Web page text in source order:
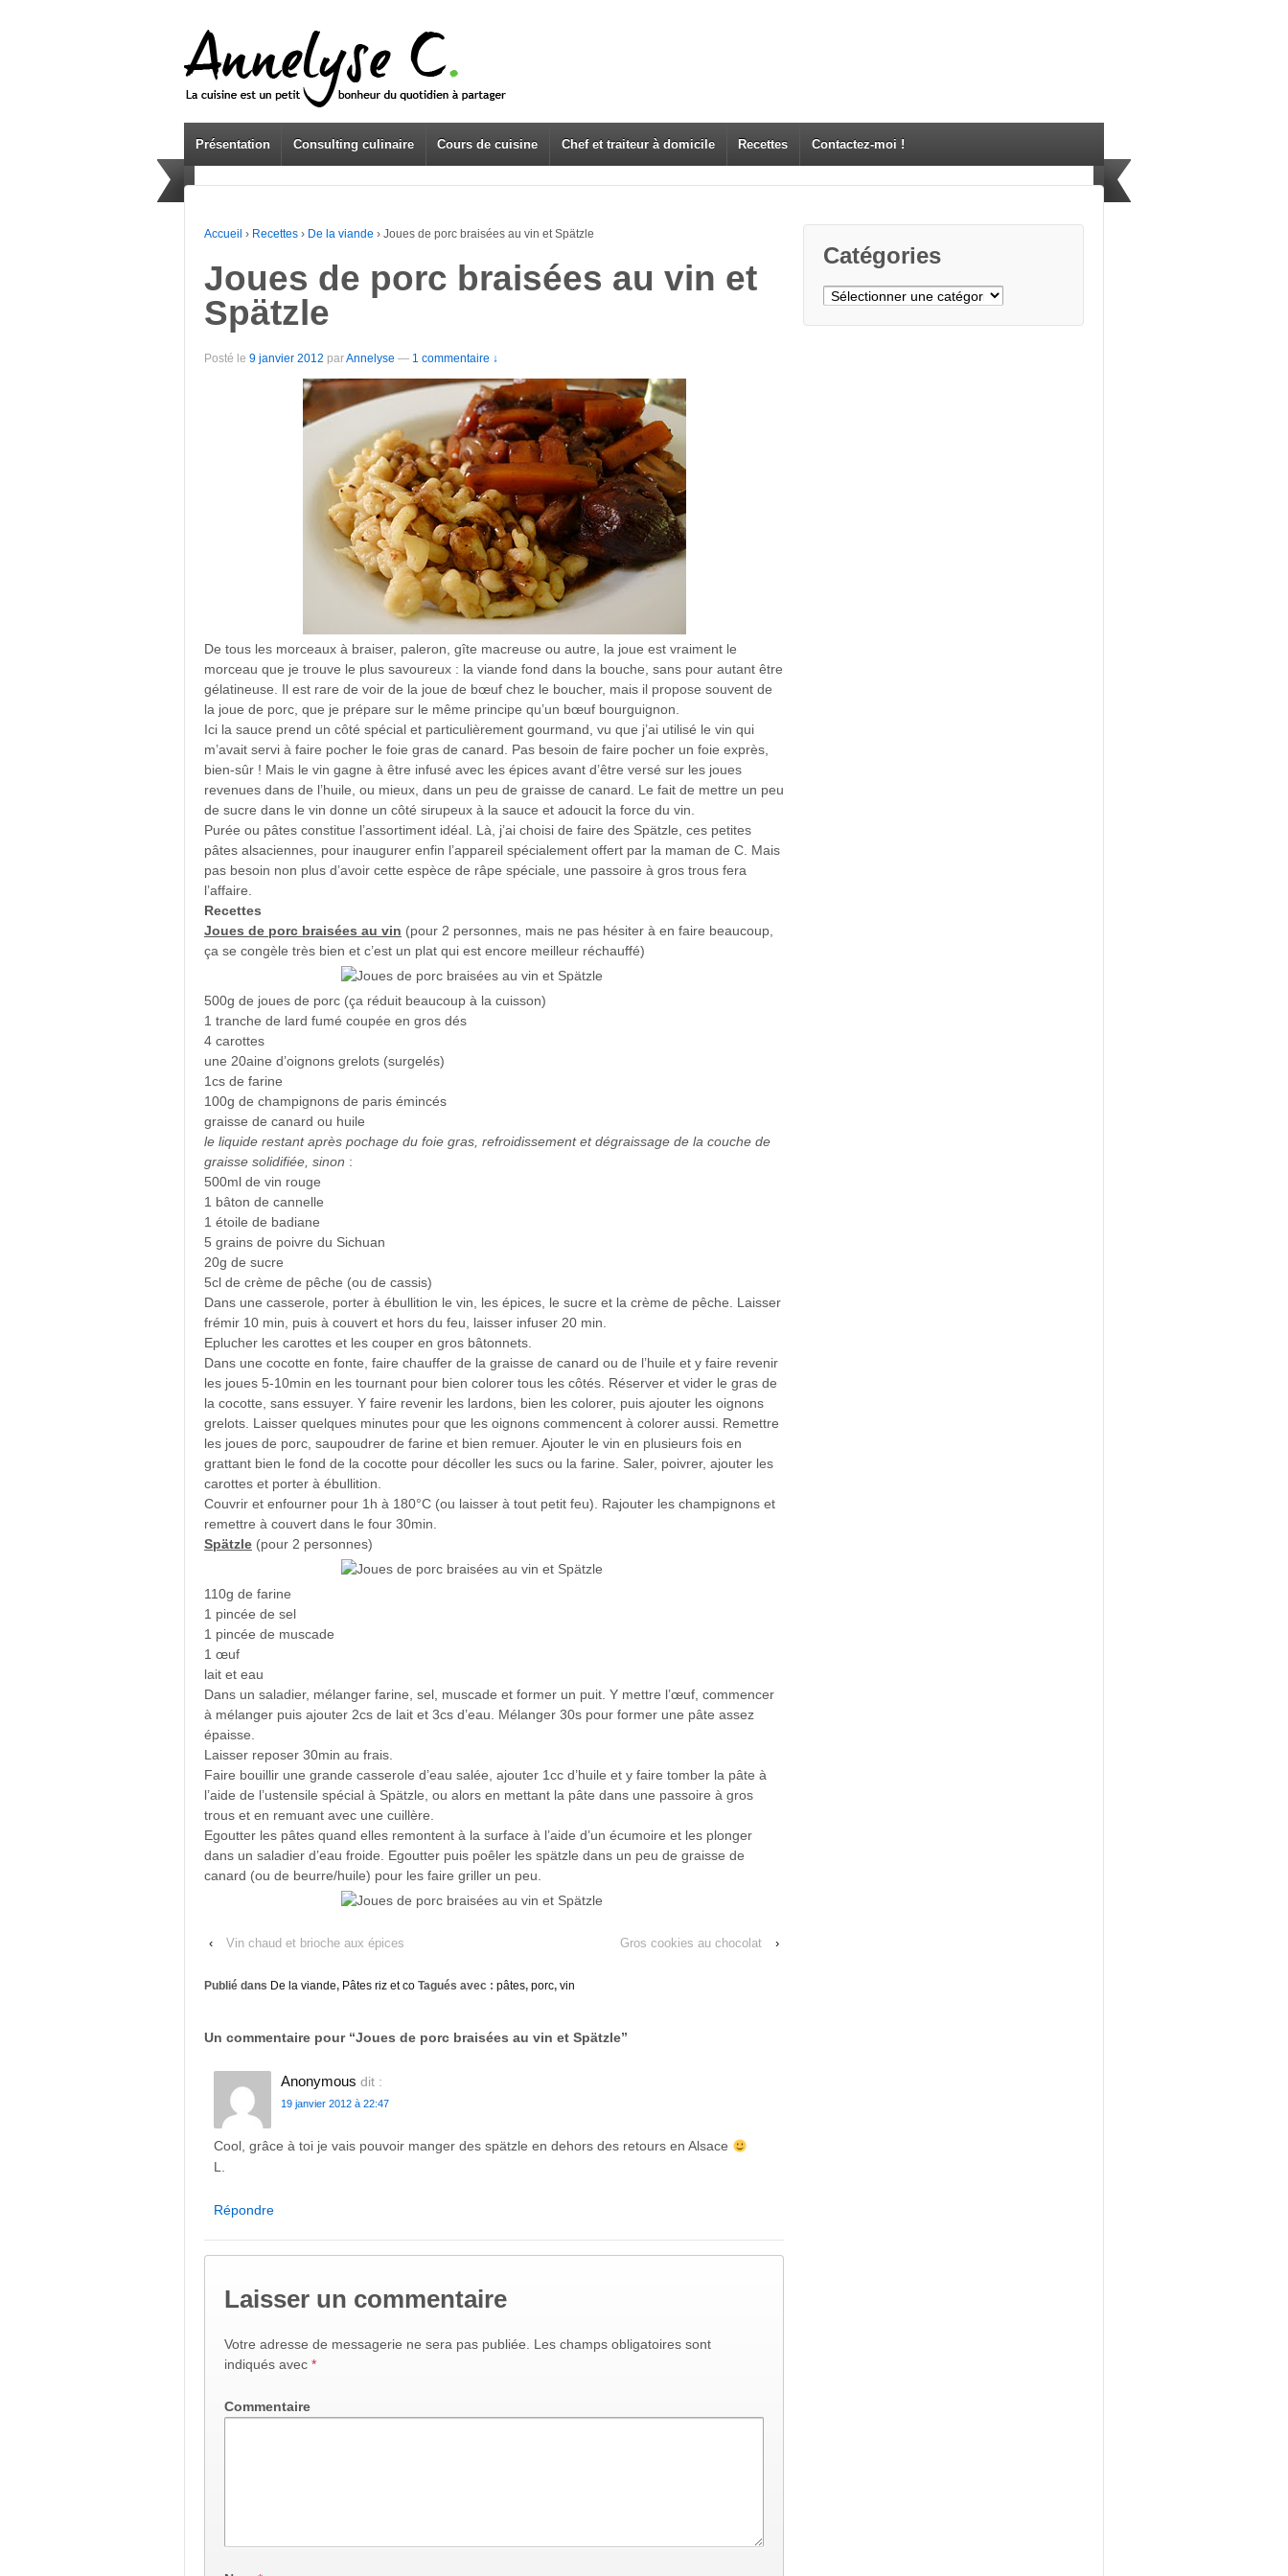
Présentation Consulting culinaire Cours de cuisine Chef et traiteur à domicile Recettes Contactez-moi !
Accueil › Recettes › De la viande › Joues de porc braisées au vin et Spätzle
Joues de porc braisées au vin et
Spätzle
Posté le 9 janvier 2012 parAnnelyse — 1 commentaire ↓
De tous les morceaux à braiser, paleron, gîte macreuse ou autre, la joue est vraiment le
morceau que je trouve le plus savoureux : la viande fond dans la bouche, sans pour autant être
gélatineuse. Il est rare de voir de la joue de bœuf chez le boucher, mais il propose souvent de
la joue de porc, que je prépare sur le même principe qu’un bœuf bourguignon.
Ici la sauce prend un côté spécial et particulièrement gourmand, vu que j’ai utilisé le vin qui
m’avait servi à faire pocher le foie gras de canard. Pas besoin de faire pocher un foie exprès,
bien-sûr ! Mais le vin gagne à être infusé avec les épices avant d’être versé sur les joues
revenues dans de l’huile, ou mieux, dans un peu de graisse de canard. Le fait de mettre un peu
de sucre dans le vin donne un côté sirupeux à la sauce et adoucit la force du vin.
Purée ou pâtes constitue l’assortiment idéal. Là, j’ai choisi de faire des Spätzle, ces petites
pâtes alsaciennes, pour inaugurer enfin l’appareil spécialement offert par la maman de C. Mais
pas besoin non plus d’avoir cette espèce de râpe spéciale, une passoire à gros trous fera
l’affaire.
Recettes
Joues de porc braisées au vin (pour 2 personnes, mais ne pas hésiter à en faire beaucoup,
ça se congèle très bien et c’est un plat qui est encore meilleur réchauffé)
500g de joues de porc (ça réduit beaucoup à la cuisson)
1 tranche de lard fumé coupée en gros dés
4 carottes
une 20aine d’oignons grelots (surgelés)
1cs de farine
100g de champignons de paris émincés
graisse de canard ou huile
le liquide restant après pochage du foie gras, refroidissement et dégraissage de la couche de
graisse solidifiée, sinon :
500ml de vin rouge
1 bâton de cannelle
1 étoile de badiane
5 grains de poivre du Sichuan
20g de sucre
5cl de crème de pêche (ou de cassis)
Dans une casserole, porter à ébullition le vin, les épices, le sucre et la crème de pêche. Laisser
frémir 10 min, puis à couvert et hors du feu, laisser infuser 20 min.
Eplucher les carottes et les couper en gros bâtonnets.
Dans une cocotte en fonte, faire chauffer de la graisse de canard ou de l’huile et y faire revenir
les joues 5-10min en les tournant pour bien colorer tous les côtés. Réserver et vider le gras de
la cocotte, sans essuyer. Y faire revenir les lardons, bien les colorer, puis ajouter les oignons
grelots. Laisser quelques minutes pour que les oignons commencent à colorer aussi. Remettre
les joues de porc, saupoudrer de farine et bien remuer. Ajouter le vin en plusieurs fois en
grattant bien le fond de la cocotte pour décoller les sucs ou la farine. Saler, poivrer, ajouter les
carottes et porter à ébullition.
Couvrir et enfourner pour 1h à 180°C (ou laisser à tout petit feu). Rajouter les champignons et
remettre à couvert dans le four 30min.
Spätzle (pour 2 personnes)
110g de farine
1 pincée de sel
1 pincée de muscade
1 œuf
lait et eau
Dans un saladier, mélanger farine, sel, muscade et former un puit. Y mettre l’œuf, commencer
à mélanger puis ajouter 2cs de lait et 3cs d’eau. Mélanger 30s pour former une pâte assez
épaisse.
Laisser reposer 30min au frais.
Faire bouillir une grande casserole d’eau salée, ajouter 1cc d’huile et y faire tomber la pâte à
l’aide de l’ustensile spécial à Spätzle, ou alors en mettant la pâte dans une passoire à gros
trous et en remuant avec une cuillère.
Egoutter les pâtes quand elles remontent à la surface à l’aide d’un écumoire et les plonger
dans un saladier d’eau froide. Egoutter puis poêler les spätzle dans un peu de graisse de
canard (ou de beurre/huile) pour les faire griller un peu.
‹ Vin chaud et brioche aux épices Gros cookies au chocolat ›
Publié dans De la viande, Pâtes riz et co Tagués avec : pâtes, porc, vin
Un commentaire pour “Joues de porc braisées au vin et Spätzle”
Anonymous dit :
19 janvier 2012 à 22:47
Cool, grâce à toi je vais pouvoir manger des spätzle en dehors des retours en Alsace
L.
Répondre
Laisser un commentaire
Votre adresse de messagerie ne sera pas publiée. Les champs obligatoires sont
indiqués avec *
Commentaire
Catégories
Catégories